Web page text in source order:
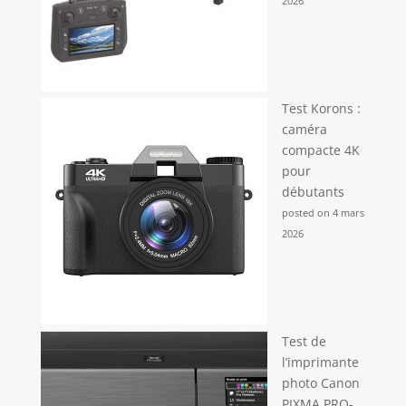
confortable pour appareil photo: Le dos et la
bandoulière ergonomiques en maille respirante et
rembourrée (réglables de 20 à 38,9 pouces) sont
conçus pour un transport confortable,
à l'arrière assure le confort pendant le voyage.
parfaits pour les voyages et offrent des
fonctionnalités pratiques pour les photographes
et les passionnés d'appareil photo
Test Korons :
caméra
compacte 4K
pour
débutants
posted on 4 mars
2026
Test de
l’imprimante
photo Canon